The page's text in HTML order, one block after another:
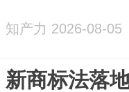
知产力 2026-08-05
新商标法落